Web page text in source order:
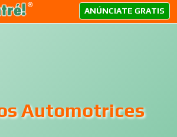
ANÚNCIATE GRATIS
Automotrices